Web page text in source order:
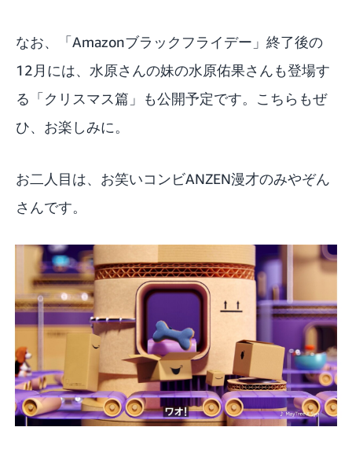
なお、「Amazonブラックフライデー」終了後の
12月には、水原さんの妹の水原佑果さんも登場す
る「クリスマス篇」も公開予定です。こちらもぜ
ひ、お楽しみに。
お二人目は、お笑いコンビANZEN漫才のみやぞん
さんです。